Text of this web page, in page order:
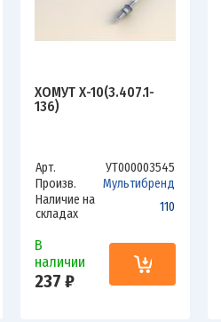
ХОМУТ Х-10(3.407.1-
136)
Арт.
УТ000003545
Произв.
Мультибренд
Наличие на
складах
110
В
наличии
237 ₽